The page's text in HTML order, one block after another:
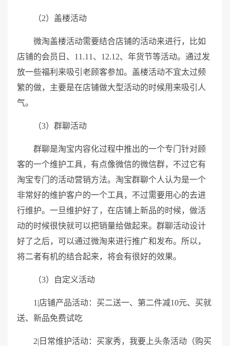
（2）盖楼活动
微淘盖楼活动需要结合店铺的活动来进行，比如
店铺的会员日、11.11、12.12、年货节等活动。通过发
放一些福利来吸引老顾客参加。盖楼活动不宜太过频
繁的做，主要是在店铺做大型活动的时候用来吸引人
气。
（3）群聊活动
群聊是淘宝内容化过程中推出的一个专门针对顾
客的一个维护工具，有点像微信的微信群，不过它有
淘宝专门的活动营销方法。淘宝群聊个人认为是一个
非常好的维护客户的一个工具，不过需要用心的去进
行维护。一旦维护好了，在店铺上新品的时候，做活
动的时候很快就可以把销量给做起来。群聊活动设计
好了之后，可以通过微淘来进行推广和发布。所以，
将二者有机的结合起来，将会有很好的效果。
（3）自定义活动
1|店铺产品活动：买二送一、第二件减10元、买就
送、新品免费试吃
2|日常维护活动：买家秀，我要上头条活动（购买